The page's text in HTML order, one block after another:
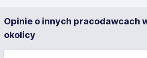
Opinie o innych pracodawcach
okolicy